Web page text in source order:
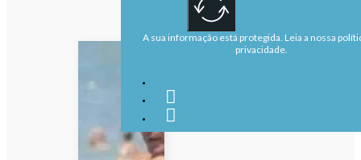
A sua informação está protegida. Leia a nossa
privacidade.